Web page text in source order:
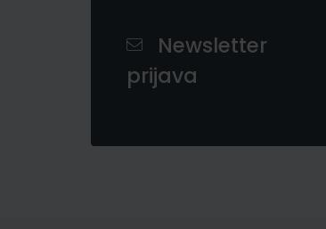
Newsletter
prijava